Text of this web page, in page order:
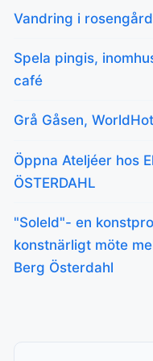
Vandring i
Spela pingis,
café
Grå Gåsen,
Öppna Ateljéer hos
ÖSTERDAHL
"Soleld"- en
konstnärligt möte
Berg Österdahl